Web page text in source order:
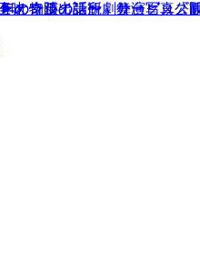
の奇跡の話〜」公演グッズ
の奇蹟の話〜」舞台写真公
オンライン観劇サービス『
昧 物販出張所